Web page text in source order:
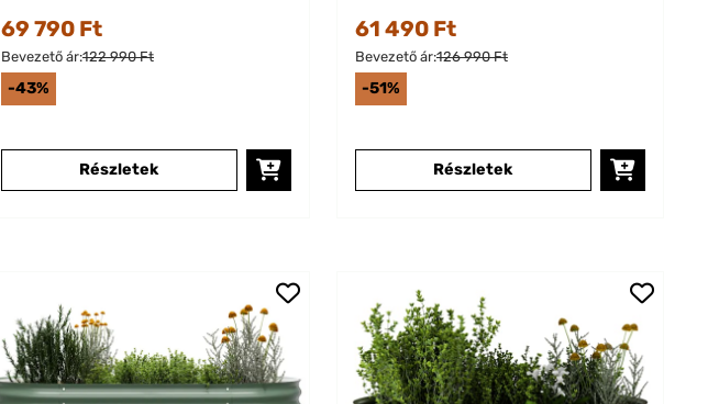
69 790 Ft
Bevezető ár:122 990 Ft
-43%
Részletek
61 490 Ft
Bevezető ár:126 990 Ft
-51%
Részletek